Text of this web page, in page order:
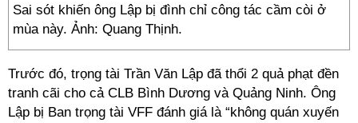
Sai sót khiến ông Lập bị đình chỉ công tác cầm còi ở
mùa này. Ảnh: Quang Thịnh.
Trước đó, trọng tài Trần Văn Lập đã thổi 2 quả phạt đền
tranh cãi cho cả CLB Bình Dương và Quảng Ninh. Ông
Lập bị Ban trọng tài VFF đánh giá là “không quán xuyến